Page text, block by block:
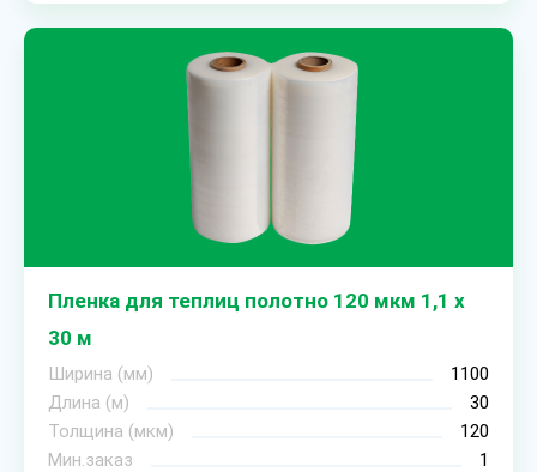
Пленка для теплиц полотно 120 мкм 1,1 х
30 м
Ширина (мм)
1100
Длина (м)
30
Толщина (мкм)
120
Мин.заказ
1